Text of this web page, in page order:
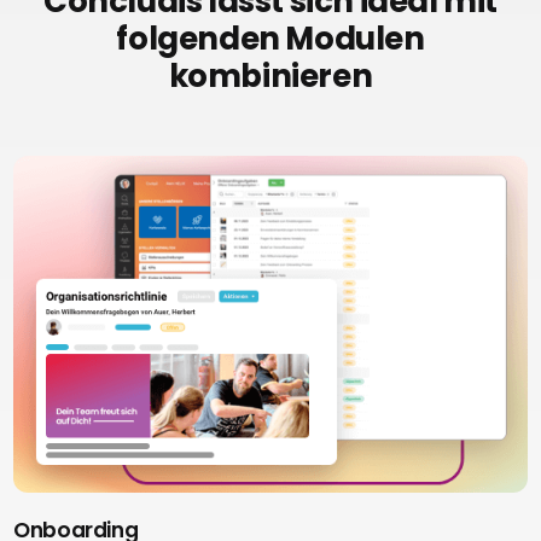
folgenden Modulen
kombinieren
Onboarding